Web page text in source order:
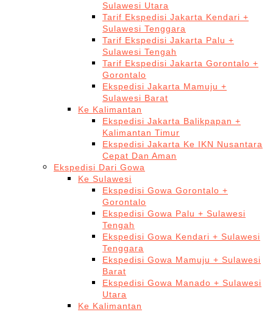
Sulawesi Utara
Tarif Ekspedisi Jakarta Kendari +
Sulawesi Tenggara
Tarif Ekspedisi Jakarta Palu +
Sulawesi Tengah
Tarif Ekspedisi Jakarta Gorontalo +
Gorontalo
Ekspedisi Jakarta Mamuju +
Sulawesi Barat
Ke Kalimantan
Ekspedisi Jakarta Balikpapan +
Kalimantan Timur
Ekspedisi Jakarta Ke IKN Nusantara
Cepat Dan Aman
Ekspedisi Dari Gowa
Ke Sulawesi
Ekspedisi Gowa Gorontalo +
Gorontalo
Ekspedisi Gowa Palu + Sulawesi
Tengah
Ekspedisi Gowa Kendari + Sulawesi
Tenggara
Ekspedisi Gowa Mamuju + Sulawesi
Barat
Ekspedisi Gowa Manado + Sulawesi
Utara
Ke Kalimantan